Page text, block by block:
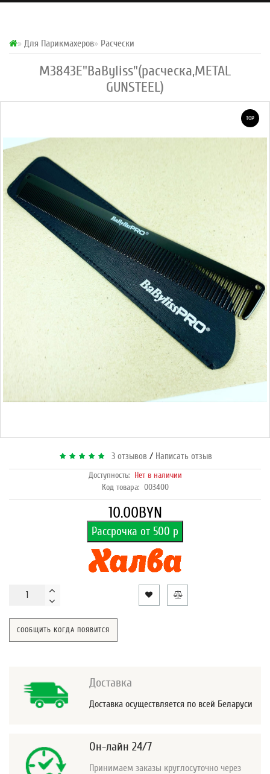
Для Парикмахеров Расчески
М3843Е"BaByliss"(расческа,METAL
GUNSTEEL)
TOP
3 отзывов / Написать отзыв
Доступность: Нет в наличии
Код товара: 003400
10.00BYN
Рассрочка от 500 р
СООБЩИТЬ КОГДА ПОЯВИТСЯ
Доставка
Доставка осуществляется по всей Беларуси
Он-лайн 24/7
Принимаем заказы круглосуточно через